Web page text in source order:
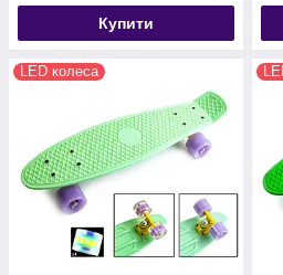
Купити
LED колеса